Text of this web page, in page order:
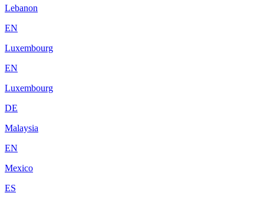
Lebanon
EN
Luxembourg
EN
Luxembourg
DE
Malaysia
EN
Mexico
ES